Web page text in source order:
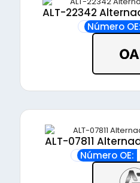
ALT-22342
Número OE:
ALT-07811
Número OE: